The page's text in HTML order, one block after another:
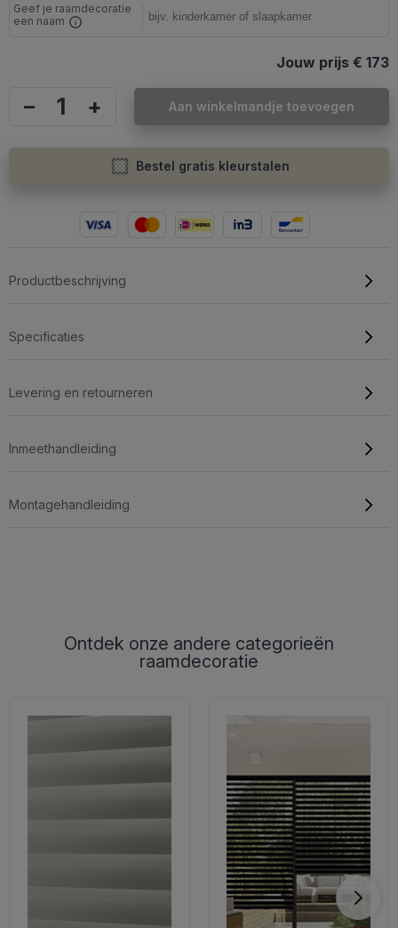
Geef je raamdecoratie
een naam
Jouw prijs € 173
– + Aan winkelmandje toevoegen
Bestel gratis kleurstalen
Productbeschrijving
Specificaties
Levering en retourneren
Inmeethandleiding
Montagehandleiding
Ontdek onze andere categorieën
raamdecoratie